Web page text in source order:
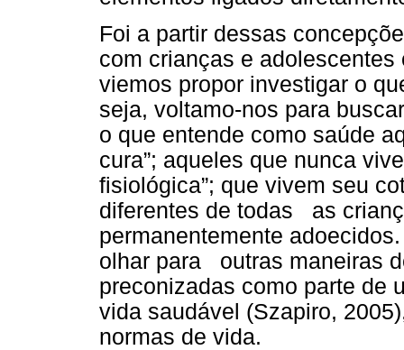
Foi a partir dessas
com crianças e
viemos propor investigar o
seja, voltamo-nos para
o que entende como saúde
cura”; aqueles que nunca
fisiológica”; que vivem seu
diferentes de todas as
permanentemente
olhar para outras maneiras
preconizadas como parte de
vida saudável (Szapiro,
normas de vida.